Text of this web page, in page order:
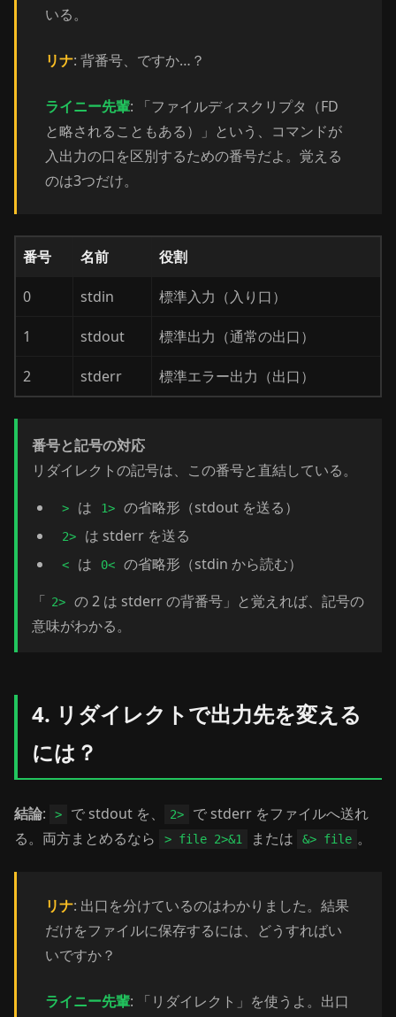
いる。
リナ: 背番号、ですか…？
ライニー先輩: 「ファイルディスクリプタ（FD
と略されることもある）」という、コマンドが
入出力の口を区別するための番号だよ。覚える
のは3つだけ。
番号 名前 役割
0 stdin 標準入力（入り口）
1 stdout 標準出力（通常の出口）
2 stderr 標準エラー出力（出口）
番号と記号の対応
リダイレクトの記号は、この番号と直結している。
> は 1> の省略形（stdout を送る）
2> は stderr を送る
< は 0<
の省略形（stdin から読む）
「 2>
の 2 は stderr の背番号」と覚えれば、記号の
意味がわかる。
4. リダイレクトで出力先を変える
には？
結論: > で stdout を、 2>
で stderr をファイルへ送れ
る。両方まとめるなら
> file 2>&1 または &> file 。
リナ: 出口を分けているのはわかりました。結果
だけをファイルに保存するには、どうすればい
いですか？
ライニー先輩: 「リダイレクト」を使うよ。出口